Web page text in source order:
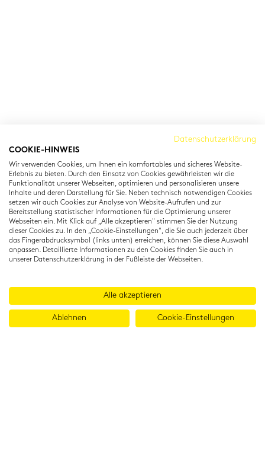
80333 München
T: +49 (0) 89 22 11 15
info@cambridgeinstitut.de
www.cambridgeinstitut.de
Datenschutzerklärung
COOKIE-HINWEIS
Wir verwenden Cookies, um Ihnen ein komfortables und sicheres Website-
Erlebnis zu bieten. Durch den Einsatz von Cookies gewährleisten wir die
Funktionalität unserer Webseiten, optimieren und personalisieren unsere
Inhalte und deren Darstellung für Sie. Neben technisch notwendigen Cookies
setzen wir auch Cookies zur Analyse von Website-Aufrufen und zur
Bereitstellung statistischer Informationen für die Optimierung unserer
Webseiten ein. Mit Klick auf „Alle akzeptieren" stimmen Sie der Nutzung
dieser Cookies zu. In den „Cookie-Einstellungen", die Sie auch jederzeit über
das Fingerabdrucksymbol (links unten) erreichen, können Sie diese Auswahl
anpassen. Detaillierte Informationen zu den Cookies finden Sie auch in
unserer Datenschutzerklärung in der Fußleiste der Webseiten.
Alle akzeptieren
Ablehnen Cookie-Einstellungen